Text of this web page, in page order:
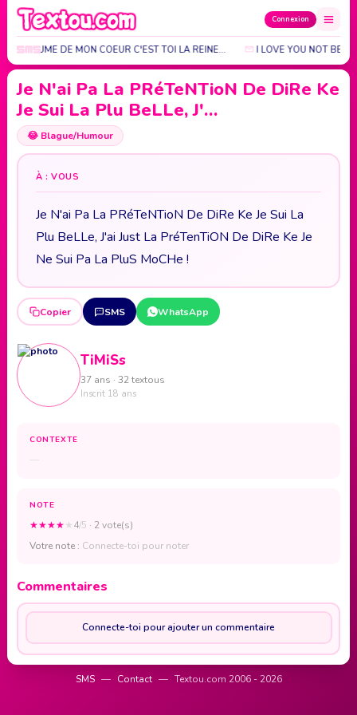
Connexion
ROYAUME DE MON COEUR C'EST TOI LA REINE... I LOVE YOU NOT
Je N'ai Pa La PRéTeNTioN De DiRe Ke
Je Sui La Plu BeLLe, J'…
😂 Blague/Humour
À : VOUS
Je N'ai Pa La PRéTeNTioN De DiRe Ke Je Sui La
Plu BeLLe, J'ai Just La PréTenTiON De DiRe Ke Je
Ne Sui Pa La PluS MoCHe !
Copier SMS WhatsApp
TiMiSs
37 ans · 32 textous
Inscrit 18 ans
CONTEXTE
—
NOTE
★★★★★4/5 · 2 vote(s)
Votre note : Connecte-toi pour noter
Commentaires
Connecte-toi pour ajouter un commentaire
SMS — Contact — Textou.com 2006 - 2026